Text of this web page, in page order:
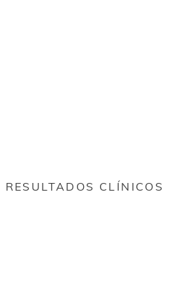
RESULTADOS CLÍNICOS